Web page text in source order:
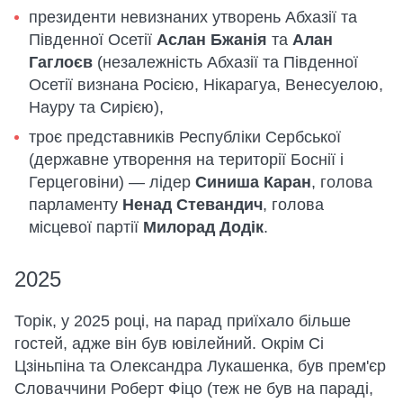
президенти невизнаних утворень Абхазії та
Південної Осетії Аслан Бжанія та Алан
Гаглоєв (незалежність Абхазії та Південної
Осетії визнана Росією, Нікарагуа, Венесуелою,
Науру та Сирією),
троє представників Республіки Сербської
(державне утворення на території Боснії і
Герцеговіни) — лідер Синиша Каран, голова
парламенту Ненад Стевандич, голова
місцевої партії Милорад Додік.
2025
Торік, у 2025 році, на парад приїхало більше
гостей, адже він був ювілейний. Окрім Сі
Цзіньпіна та Олександра Лукашенка, був прем'єр
Словаччини Роберт Фіцо (теж не був на параді,